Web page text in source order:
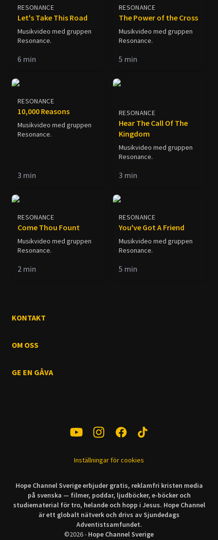
RESONANCE
Let's Take This Road
Musikvideo med gruppen
Resonance.
6 min
RESONANCE
The Power of the Cross
Musikvideo med gruppen
Resonance.
5 min
RESONANCE
10,000 Reasons
Musikvideo med gruppen
Resonance.
3 min
RESONANCE
Hear The Call Of The
Kingdom
Musikvideo med gruppen
Resonance.
3 min
RESONANCE
Come Thou Fount
Musikvideo med gruppen
Resonance.
2 min
RESONANCE
You've Got A Friend
Musikvideo med gruppen
Resonance.
5 min
KONTAKT
OM OSS
GE EN GÅVA
Inställningar för cookies
Hope Channel Sverige erbjuder gratis, reklamfri kristen media
på svenska — filmer, poddar, ljudböcker, e-böcker och
studiematerial för tro, helande och hopp i Jesus. Hope Channel
är ett globalt nätverk och drivs av Sjundedags
Adventistsamfundet.
©2026- Hope Channel Sverige